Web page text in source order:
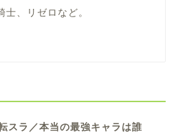
士、リゼロなど。
スラ／本当の最強キャラは誰